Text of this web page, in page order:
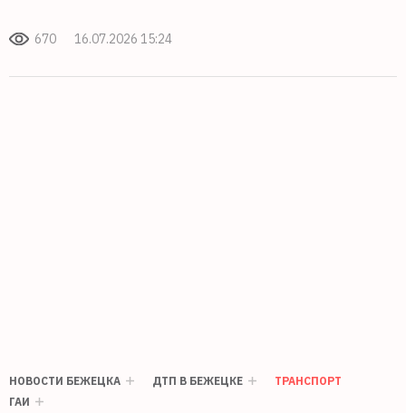
670 16.07.2026 15:24
НОВОСТИ БЕЖЕЦКА ДТП В БЕЖЕЦКЕ
ТРАНСПОРТ
ГАИ